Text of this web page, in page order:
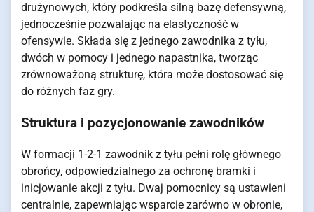
drużynowych, który podkreśla silną bazę defensywną,
jednocześnie pozwalając na elastyczność w
ofensywie. Składa się z jednego zawodnika z tyłu,
dwóch w pomocy i jednego napastnika, tworząc
zrównoważoną strukturę, która może dostosować się
do różnych faz gry.
Struktura i pozycjonowanie zawodników
W formacji 1-2-1 zawodnik z tyłu pełni rolę głównego
obrońcy, odpowiedzialnego za ochronę bramki i
inicjowanie akcji z tyłu. Dwaj pomocnicy są ustawieni
centralnie, zapewniając wsparcie zarówno w obronie,